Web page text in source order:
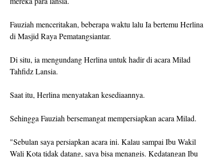
Fauziah menceritakan, beberapa waktu lalu Ia bertemu Herlina
di Masjid Raya Pematangsiantar.
Di situ, ia mengundang Herlina untuk hadir di acara Milad
Tahfidz Lansia.
Saat itu, Herlina menyatakan kesediaannya.
Sehingga Fauziah bersemangat mempersiapkan acara Milad.
"Sebulan saya persiapkan acara ini. Kalau sampai Ibu Wakil
Wali Kota tidak datang, saya bisa menangis. Kedatangan Ibu